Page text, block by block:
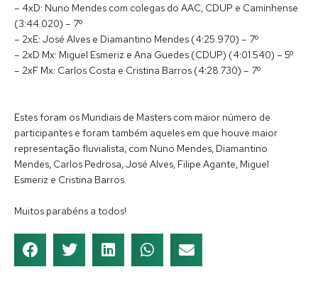
– 4xD: Nuno Mendes com colegas do AAC, CDUP e Caminhense
(3:44.020) – 7º
– 2xE: José Alves e Diamantino Mendes (4:25.970) – 7º
– 2xD Mx: Miguel Esmeriz e Ana Guedes (CDUP) (4:01.540) – 5º
– 2xF Mx: Carlos Costa e Cristina Barros (4:28.730) – 7º
Estes foram os Mundiais de Masters com maior número de
participantes e foram também aqueles em que houve maior
representação fluvialista, com Nuno Mendes, Diamantino
Mendes, Carlos Pedrosa, José Alves, Filipe Agante, Miguel
Esmeriz e Cristina Barros.
Muitos parabéns a todos!